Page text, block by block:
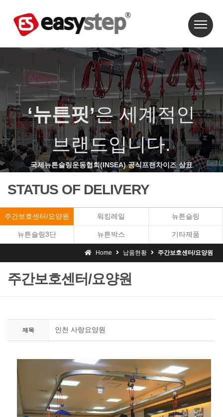
‘뉴튼핏’은 세계적인
브랜드입니다.
국제뉴튼슬링운동협회(INSEA) 공식프랜차이즈 상표
STATUS OF DELIVERY
주간보호센터/요양원 워킹레일 뉴튼슬링
뉴튼슬링3단 뉴튼박스 기타제품
Home 납품현황 주간보호센터/요양원
주간보호센터/요양원
제목 인천 사랑요양원